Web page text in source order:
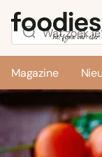
Magazine